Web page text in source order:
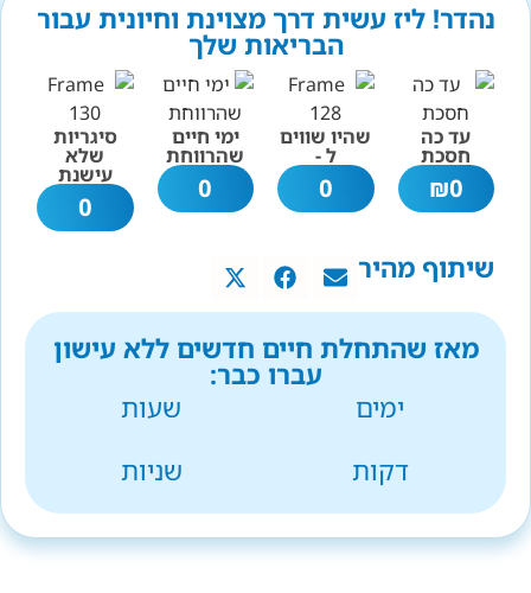
נהדר! ליז עשית דרך מצוינת וחיונית עבור
הבריאות שלך
עד כה
חסכת
0
₪
שהיו שווים
ל -
0
ימי חיים
שהרווחת
0
סיגריות
שלא
עישנת
0
שיתוף מהיר
מאז שהתחלת חיים חדשים ללא עישון
עברו כבר:
ימים
שעות
דקות
שניות